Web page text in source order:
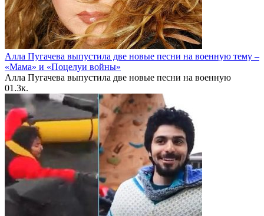
Алла Пугачева выпустила две новые песни на военную тему –
«Мама» и «Поцелуи войны»
Алла Пугачева выпустила две новые песни на военную
01.3к.